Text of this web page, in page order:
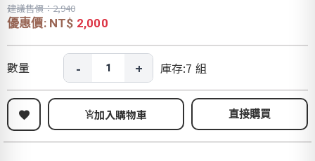
建議售價：2,940
優惠價: NT$ 2,000
數量 - + 庫存:7 組
加入購物車 直接購買